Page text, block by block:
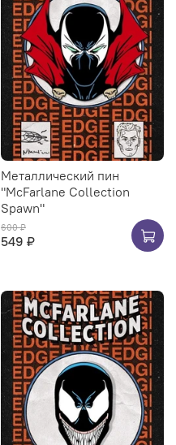
Металлический пин
"McFarlane Collection
Spawn"
600 ₽
549 ₽